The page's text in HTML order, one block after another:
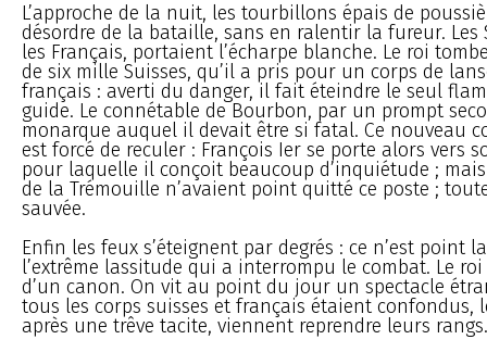
L’approche de la nuit, les tourbillons épais de
désordre de la bataille, sans en ralentir la fureur. Les
les Français, portaient l’écharpe blanche. Le roi
de six mille Suisses, qu’il a pris pour un corps de
français : averti du danger, il fait éteindre le seul
guide. Le connétable de Bourbon, par un prompt
monarque auquel il devait être si fatal. Ce nouveau
est forcé de reculer : François Ier se porte alors vers
pour laquelle il conçoit beaucoup d’inquiétude ;
de la Trémouille n’avaient point quitté ce poste ;
sauvée.
Enfin les feux s’éteignent par degrés : ce n’est point
l’extrême lassitude qui a interrompu le combat. Le
d’un canon. On vit au point du jour un spectacle
tous les corps suisses et français étaient confondus,
après une trêve tacite, viennent reprendre leurs rangs.